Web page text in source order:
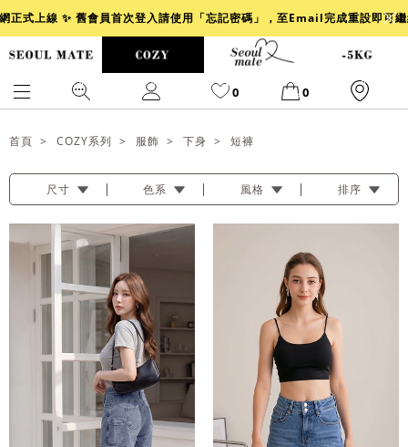
正式上線 ✨ 舊會員首次登入請使用「忘記密碼」，至Email完成重設即可
0 0
爆乳 洋裝 舒芙蕾
小香風 透膚
褲裙 冰感
涼感
首頁 COZY系列 服飾 下身 短褲
尺寸 色系 風格 排序